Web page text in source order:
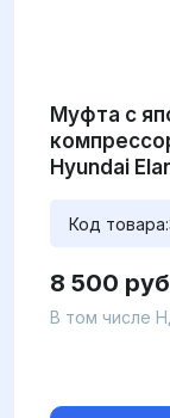
Муфта с
Hyundai
Код товара:
8 500
В том числе